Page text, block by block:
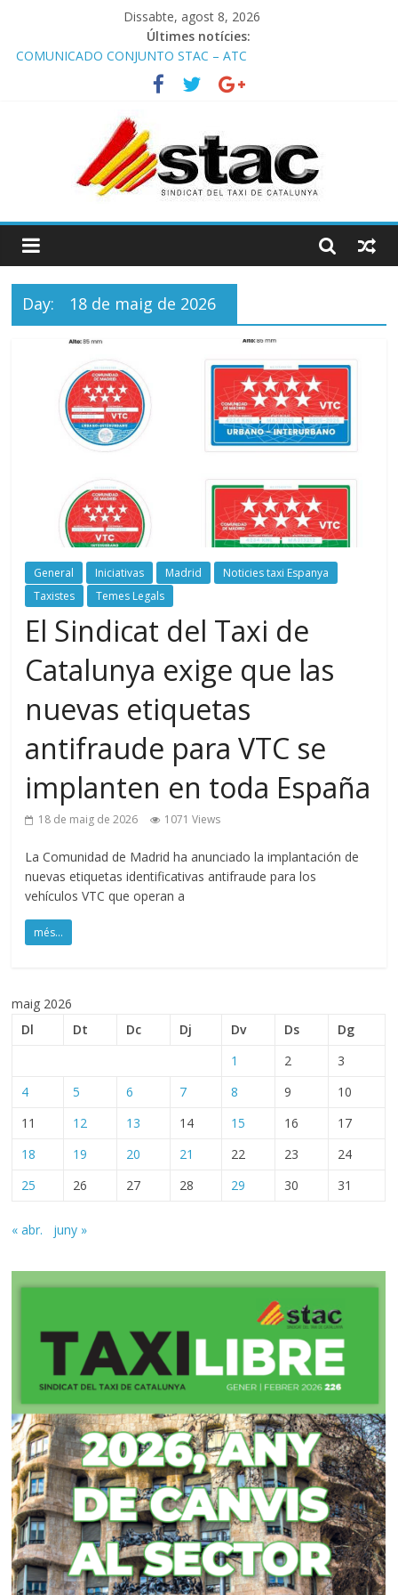
Dissabte, agost 8, 2026
Últimes notícies:
COMUNICADO CONJUNTO STAC – ATC
Comunicado STAC/ ATC de la reunión con los Mossos d
‘Esquadra del aeropuerto de Barcelona.
Programa de Radio TAXI LIBRE 29.07.2026 en COOLTURA FM.
STAC/ATC SOLICITAN TAULA TÈCNICA PARA MEJORAR LA
OPERATIVA DE ENTRADA EN EL PUERTO DE BARCELONA.
Programa de Radio TAXI LIBRE 22.07.2026 en COOLTURA FM.
Day: 18 de maig de 2026
General Iniciativas Madrid
Noticies taxi Espanya
Taxistes
Temes Legals
El Sindicat del Taxi de
Catalunya exige que las
nuevas etiquetas
antifraude para VTC se
implanten en toda España
18 de maig de 2026 1071 Views
La Comunidad de Madrid ha anunciado la implantación de
nuevas etiquetas identificativas antifraude para los
vehículos VTC que operan a
més...
maig 2026
Dl
Dt Dc Dj Dv Ds
Dg
1
2
3
4
5 6 7 8 9
10
11
12 13 14 15 16
17
18
19 20 21 22 23
24
25
26 27 28 29 30 31
« abr. juny »